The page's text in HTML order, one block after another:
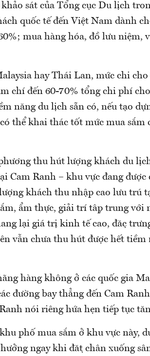
sát của Tổng cục Du lịch
quốc tế đến Việt Nam dành
mua hàng hóa, đồ lưu niệm,
hay Thái Lan, mức chi
chí đến 60-70% tổng chi phí
năng du lịch sẵn có, nếu tạo
thể khai thác tốt mức mua sắm
thu hút lượng khách du
Cam Ranh – khu vực đang được
khách thu nhập cao lưu trú
ẩm thực, giải trí tập trung với
lại giá trị kinh tế cao, đặc
vẫn chưa thu hút được hết tiềm
hàng không ở các quốc gia
đường bay thẳng đến Cam
nói riêng hứa hẹn tiếp tục
phố mua sắm ở khu vực này,
ngay khi đặt chân xuống